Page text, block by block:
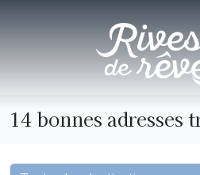
14 bonnes adresses